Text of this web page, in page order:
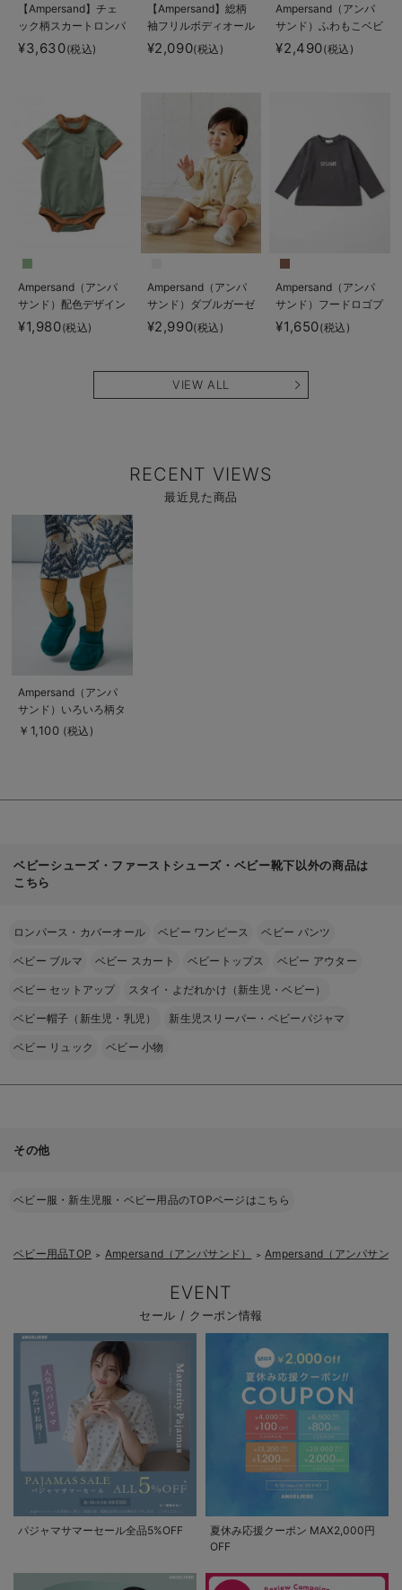
【Ampersand】チェ
ック柄スカートロンパ
ース
¥3,630(税込)
【Ampersand】総柄
袖フリルボディオール
¥2,090(税込)
Ampersand（アンパ
サンド）ふわもこベビ
ーベスト
¥2,490(税込)
Ampersand（アンパ
サンド）配色デザイン
ボディスーツ
¥1,980(税込)
Ampersand（アンパ
サンド）ダブルガーゼ
セーラーロンパース
¥2,990(税込)
Ampersand（アンパ
サンド）フードロゴプ
リント ロングTシャツ
¥1,650(税込)
VIEW ALL
RECENT VIEWS
最近見た商品
商
を
商
品
詳
を
Ampersand（アンパ
サンド）いろいろ柄タ
イツ
￥1,100 (税込)
ベビーシューズ・ファーストシューズ・ベビー靴下以外の商品は
こちら
ロンパース・カバーオール ベビー ワンピース ベビー パンツ
ベビー ブルマ ベビー スカート ベビートップス ベビー アウター
ベビー セットアップ スタイ・よだれかけ（新生児・ベビー）
ベビー帽子（新生児・乳児） 新生児スリーパー・ベビーパジャマ
ベビー リュック ベビー 小物
その他
ベビー服・新生児服・ベビー用品のTOPページはこちら
ベビー用品TOP ＞ Ampersand（アンパサンド） ＞ Ampersand（アンパサン
EVENT
セール / クーポン情報
パジャマサマーセール全品5%OFF
夏休み応援クーポン MAX2,000円
OFF